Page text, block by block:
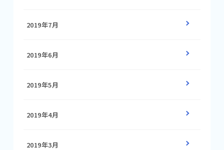
2019年7月
2019年6月
2019年5月
2019年4月
2019年3月